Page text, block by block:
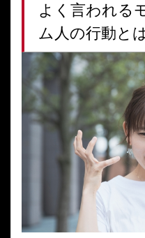
よく言われる
ム人の行動と